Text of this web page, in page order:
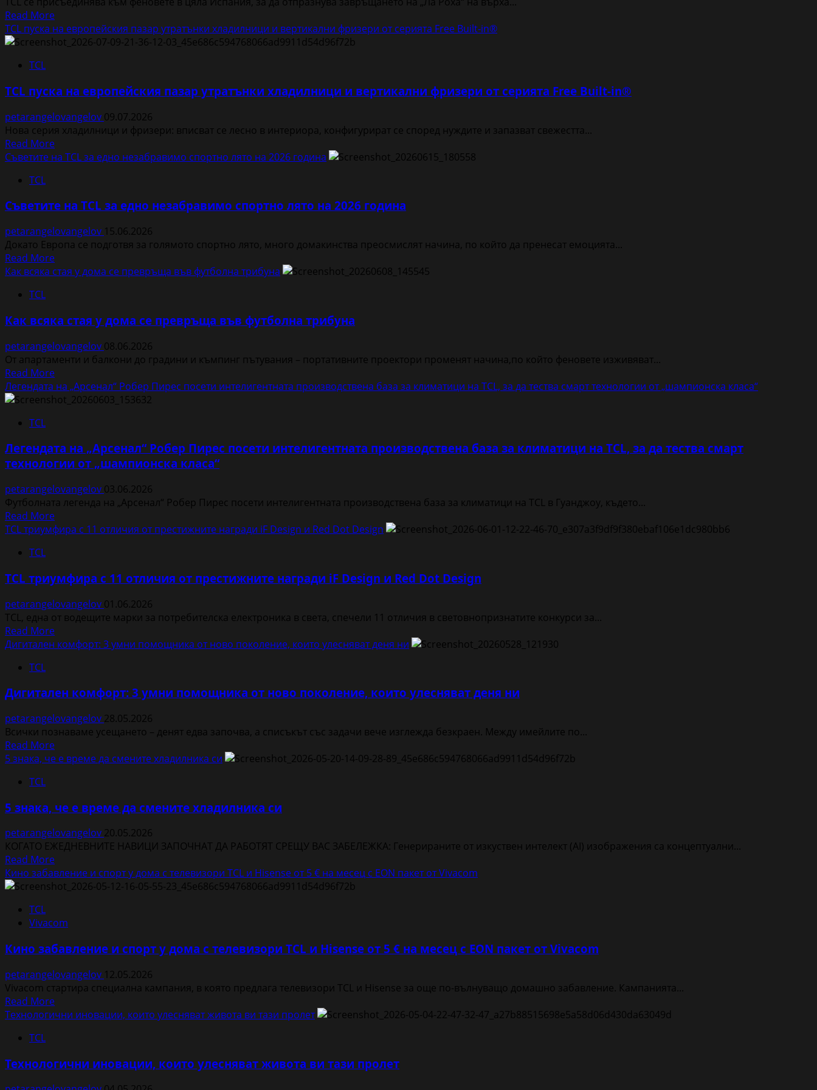
Read MoreRead
more
about
национален
по
футбол
за
историческата
шампионата
TCL пуска на европейския пазар утратънки хладилници и вертикални фризери от серията Free Built-in®
TCL
TCL пуска на европейския пазар утратънки хладилници и вертикални фризери от серията Free Built-in®
petarangelovangelov 09.07.2026
Нова серия хладилници и фризери: вписват се лесно в интериора, конфигурират се според нуждите и запазват свежестта...
Read MoreRead
more
на
пазар
утратънки
хладилници
и
от
серията
Free
Built-
in®
Съветите на TCL за едно незабравимо спортно лято на 2026 година
TCL
Съветите на TCL за едно незабравимо спортно лято на 2026 година
petarangelovangelov 15.06.2026
Докато Европа се подготвя за голямото спортно лято, много домакинства преосмислят начина, по който да пренесат емоцията...
Read MoreRead
more
TCL
едно
незабравимо
спортно
лято
на
Как всяка стая у дома се превръща във футболна трибуна
TCL
Как всяка стая у дома се превръща във футболна трибуна
petarangelovangelov 08.06.2026
От апартаменти и балкони до градини и къмпинг пътувания – портативните проектори променят начина,по който феновете изживяват...
Read MoreRead
more
about
у
дома
превръща
във
футболна
трибуна
Легендата на „Арсенал“ Робер Пирес посети интелигентната производствена база за климатици на TCL, за да тества смарт технологии от „шампионска класа“
TCL
Легендата на „Арсенал“ Робер Пирес посети интелигентната производствена база за климатици на TCL, за да тества смарт
технологии от „шампионска класа“
petarangelovangelov 03.06.2026
Футболната легенда на „Арсенал“ Робер Пирес посети интелигентната производствена база за климатици на TCL в Гуанджоу, където...
Read MoreRead
more
„Арсенал“
Пирес
посети
интелигентната
производствена
климатици
на
TCL,
за
да
тества
„шампионска
TCL триумфира с 11 отличия от престижните награди iF Design и Red Dot Design
TCL
TCL триумфира с 11 отличия от престижните награди iF Design и Red Dot Design
petarangelovangelov 01.06.2026
TCL, една от водещите марки за потребителска електроника в света, спечели 11 отличия в световнопризнатите конкурси за...
Read MoreRead
more
с
отличия
от
престижните
награди
и
Red
Dot
Design
Дигитален комфорт: 3 умни помощника от ново поколение, които улесняват деня ни
TCL
Дигитален комфорт: 3 умни помощника от ново поколение, които улесняват деня ни
petarangelovangelov 28.05.2026
Всички познаваме усещането – денят едва започва, а списъкът със задачи вече изглежда безкраен. Между имейлите по...
Read MoreRead
more
3
помощника
от
ново
поколение,
които
деня
ни
5 знака, че е време да смените хладилника си
TCL
5 знака, че е време да смените хладилника си
petarangelovangelov 20.05.2026
КОГАТО ЕЖЕДНЕВНИТЕ НАВИЦИ ЗАПОЧНАТ ДА РАБОТЯТ СРЕЩУ ВАС ЗАБЕЛЕЖКА: Генерираните от изкуствен интелект (AI) изображения са концептуални...
Read MoreRead
more
about
че
време
смените
хладилника
си
Кино забавление и спорт у дома с телевизори TCL и Hisense от 5 € на месец с EON пакет от Vivacom
TCL
Vivacom
Кино забавление и спорт у дома с телевизори TCL и Hisense от 5 € на месец с EON пакет от Vivacom
petarangelovangelov 12.05.2026
Vivacom стартира специална кампания, в която предлага телевизори TCL и Hisense за още по-вълнуващо домашно забавление. Кампанията...
Read MoreRead
more
и
Технологични иновации, които улесняват живота ви тази пролет
TCL
Технологични иновации, които улесняват живота ви тази пролет